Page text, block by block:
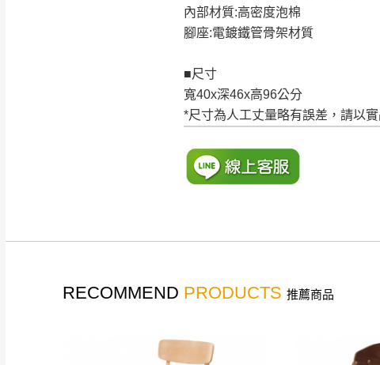
內部材質:高密度泡棉
腳座:電鍍鐵管骨架材質
■尺寸
寬40x深46x高96公分
*尺寸為人工丈量略有誤差，請以
本司貨車運送如因路況不佳
本公司除了盡最大努力完成
保護物流人員的工作安全，
因大型傢俱有組裝、配送的
讓您不用整天在家等貨，以
如遇自然災害、政府宣布之
退貨運費。
如欲放置營業場所及
請密切注意。
三日內若未接獲您的匯款
▪️無回收家具服務，若需回
RECOMMEND PRODUCTS 推薦商品